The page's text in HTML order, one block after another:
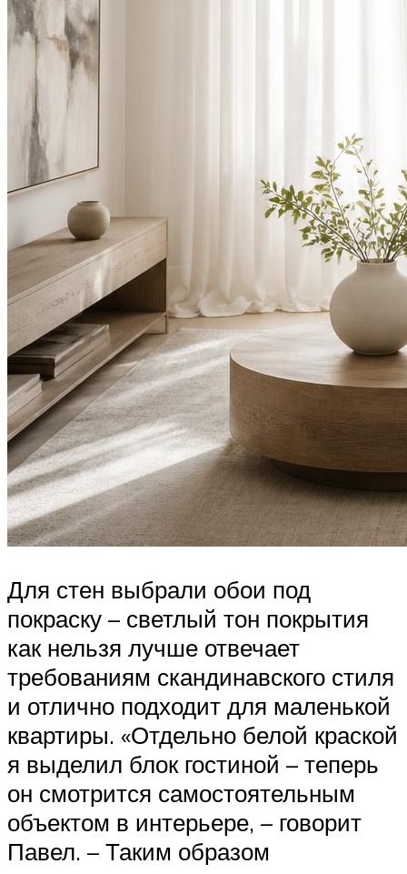
Для стен выбрали обои под
покраску – светлый тон покрытия
как нельзя лучше отвечает
требованиям скандинавского стиля
и отлично подходит для маленькой
квартиры. «Отдельно белой краской
я выделил блок гостиной – теперь
он смотрится самостоятельным
объектом в интерьере, – говорит
Павел. – Таким образом